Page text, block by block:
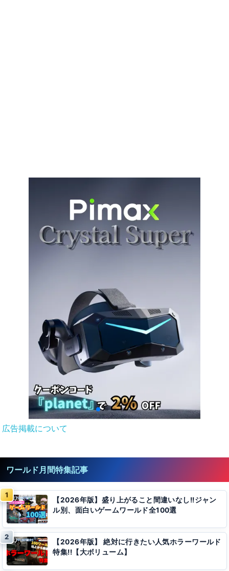
広告掲載について
ワールド月間特集記事
【2026年版】盛り上がること間違いなし!!ジャン
ル別、面白いゲームワールド全100選
【2026年版】 絶対に行きたい人気ホラーワールド
特集!!【大ボリューム】